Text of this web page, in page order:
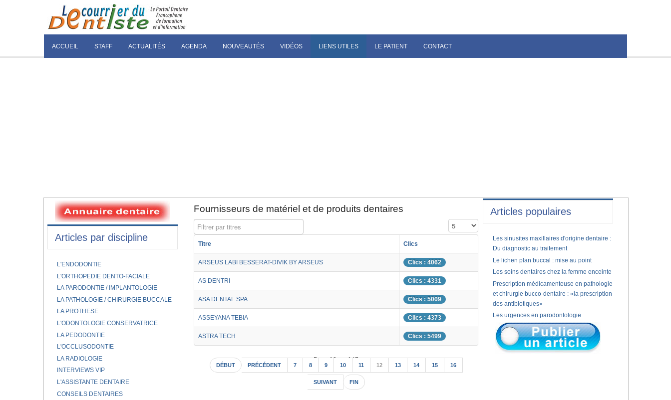
ACCUEIL STAFF ACTUALITÉS AGENDA NOUVEAUTÉS VIDÉOS LIENS UTILES LE PATIENT CONTACT
Fournisseurs de matériel et de produits dentaires
Filtrer par titres Affichage #
Titre Clics
ARSEUS LABI BESSERAT-DIVIK BY ARSEUS Clics : 4062
AS DENTRI Clics : 4331
ASA DENTAL SPA Clics : 5009
ASSEYANA TEBIA Clics : 4373
ASTRA TECH Clics : 5499
Page 12 sur 147
DÉBUT PRÉCÉDENT 7 8 9 10 11 12 13 14 15 16
SUIVANT FIN
Articles par discipline
L'ENDODONTIE
L'ORTHOPEDIE DENTO-FACIALE
LA PARODONTIE / IMPLANTOLOGIE
LA PATHOLOGIE / CHIRURGIE BUCCALE
LA PROTHESE
L'ODONTOLOGIE CONSERVATRICE
LA PEDODONTIE
L'OCCLUSODONTIE
LA RADIOLOGIE
INTERVIEWS VIP
L'ASSISTANTE DENTAIRE
CONSEILS DENTAIRES
Articles populaires
Les sinusites maxillaires d'origine dentaire :
Du diagnostic au traitement
Le lichen plan buccal : mise au point
Les soins dentaires chez la femme enceinte
Prescription médicamenteuse en pathologie
et chirurgie bucco-dentaire : «la prescription
des antibiotiques»
Les urgences en parodontologie